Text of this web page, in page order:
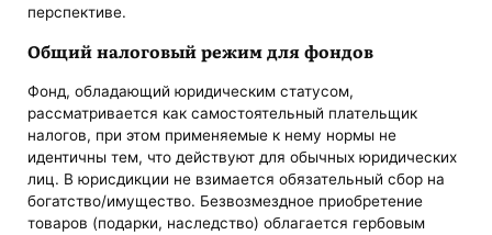
перспективе.
Общий налоговый режим для фондов
Фонд, обладающий юридическим статусом,
рассматривается как самостоятельный плательщик
налогов, при этом применяемые к нему нормы не
идентичны тем, что действуют для обычных юридических
лиц. В юрисдикции не взимается обязательный сбор на
богатство/имущество. Безвозмездное приобретение
товаров (подарки, наследство) облагается гербовым